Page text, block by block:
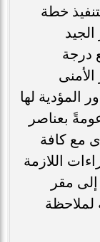
خطة
درجة
المؤدية لها
بعناصر
مع كافة
اللازمة
مقر
لملاحظة